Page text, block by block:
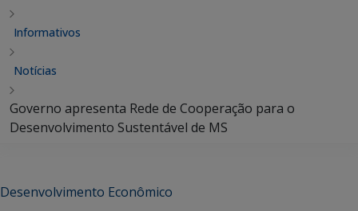
Informativos
Notícias
Governo apresenta Rede de Cooperação para o
Desenvolvimento Sustentável de MS
Desenvolvimento Econômico